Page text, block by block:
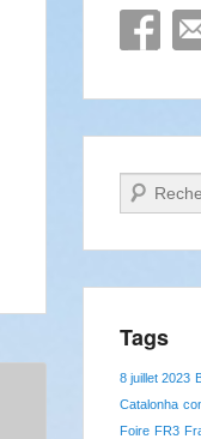
Recherche
Tags
8 juillet 2023
Catalonha
Foire FR3